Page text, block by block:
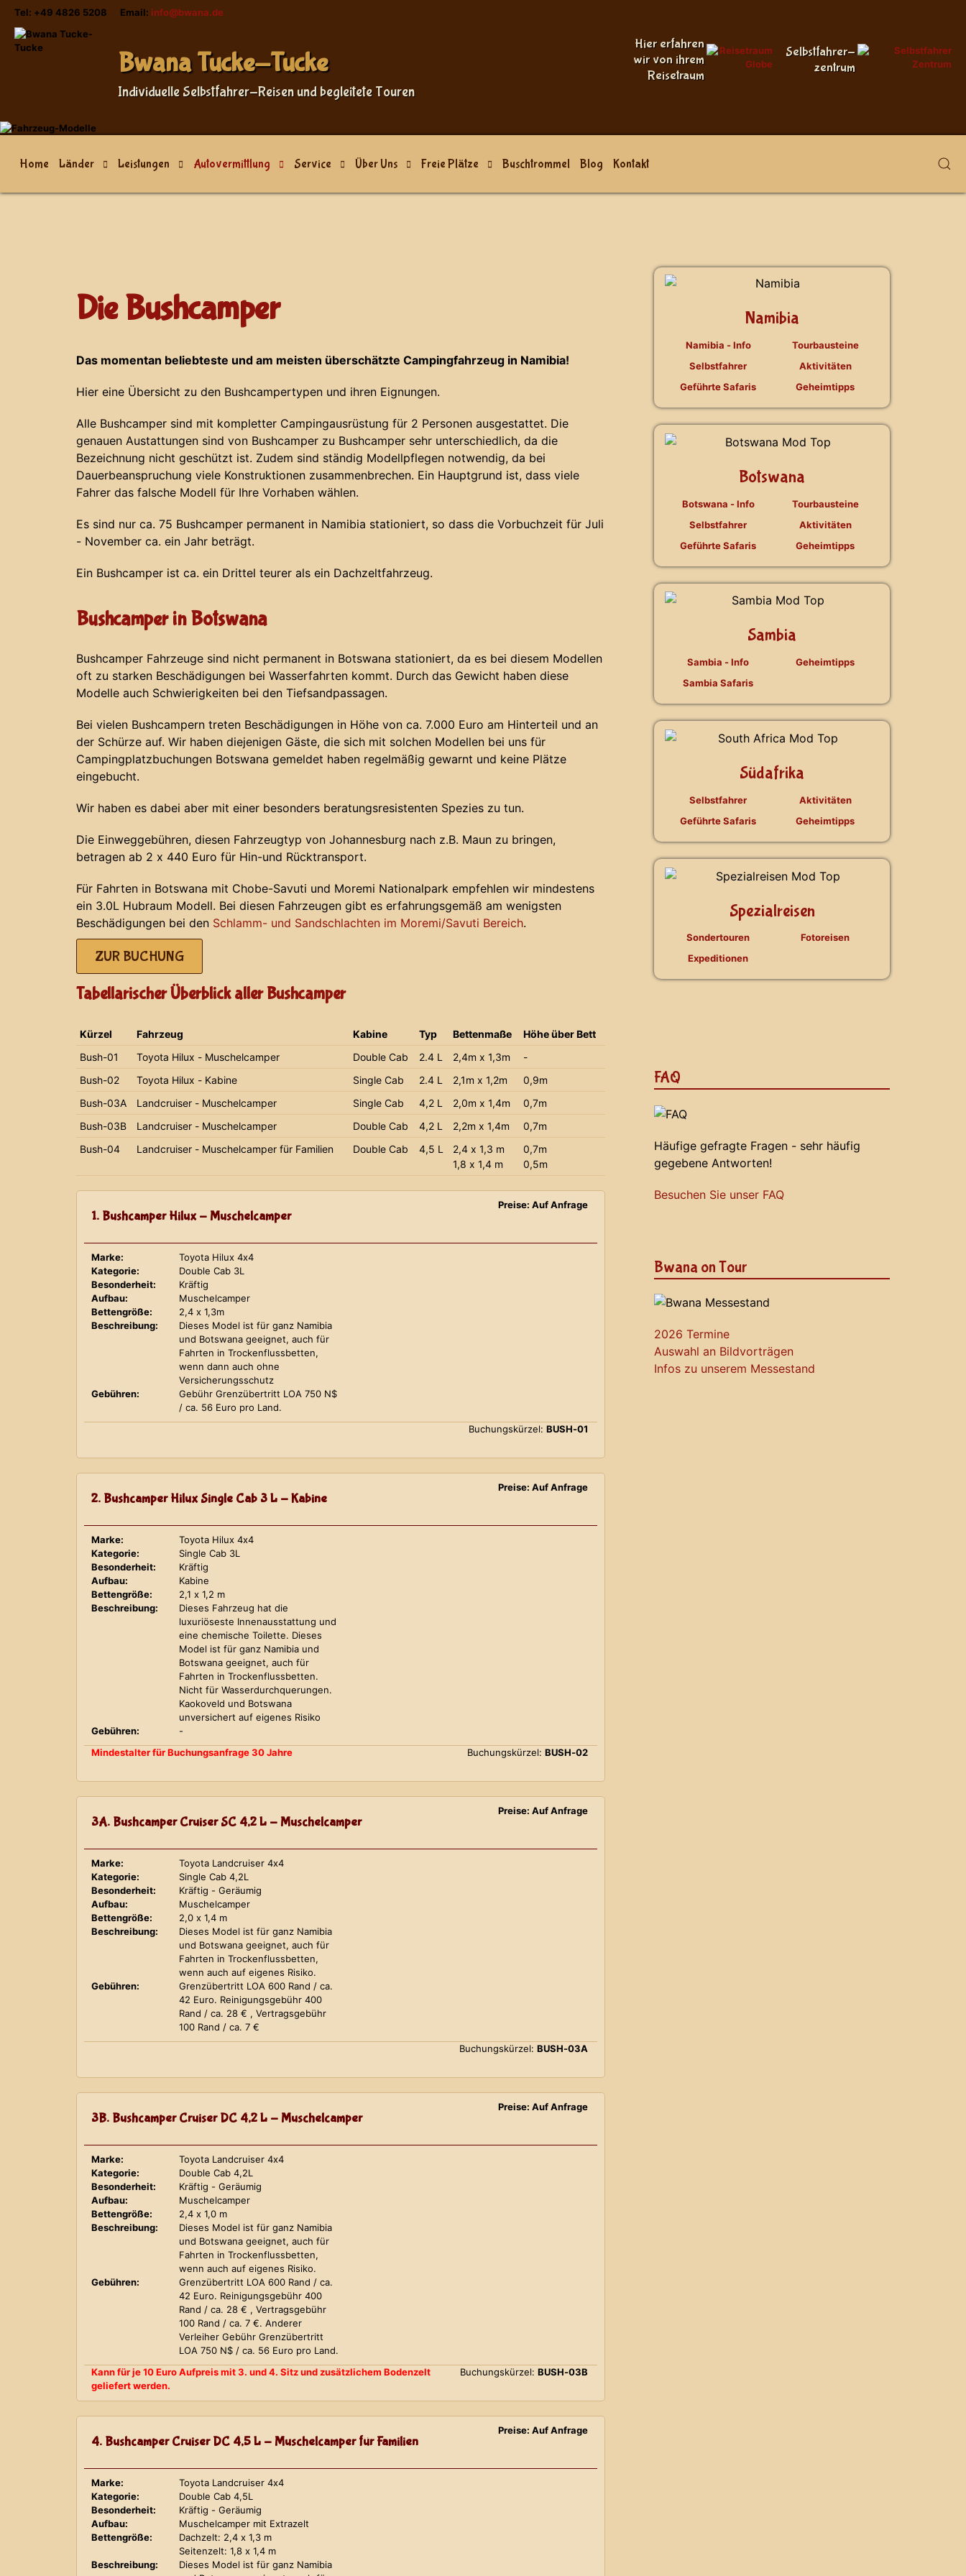
Tel: +49 4826 5208 Email: info@bwana.de
Bwana Tucke-Tucke
Individuelle Selbstfahrer-Reisen und begleitete Touren
Hier erfahren
wir von ihrem
Reisetraum
Selbstfahrer-
zentrum
Home Länder Leistungen Autovermittlung Service Über Uns Freie Plätze Buschtrommel Blog Kontakt
Die Bushcamper
Das momentan beliebteste und am meisten überschätzte Campingfahrzeug in Namibia!
Hier eine Übersicht zu den Bushcampertypen und ihren Eignungen.
Alle Bushcamper sind mit kompletter Campingausrüstung für 2 Personen ausgestattet. Die
genauen Austattungen sind von Bushcamper zu Bushcamper sehr unterschiedlich, da die
Bezeichnung nicht geschützt ist. Zudem sind ständig Modellpflegen notwendig, da bei
Dauerbeanspruchung viele Konstruktionen zusammenbrechen. Ein Hauptgrund ist, dass viele
Fahrer das falsche Modell für Ihre Vorhaben wählen.
Es sind nur ca. 75 Bushcamper permanent in Namibia stationiert, so dass die Vorbuchzeit für Juli
- November ca. ein Jahr beträgt.
Ein Bushcamper ist ca. ein Drittel teurer als ein Dachzeltfahrzeug.
Bushcamper in Botswana
Bushcamper Fahrzeuge sind nicht permanent in Botswana stationiert, da es bei diesem Modellen
oft zu starken Beschädigungen bei Wasserfahrten kommt. Durch das Gewicht haben diese
Modelle auch Schwierigkeiten bei den Tiefsandpassagen.
Bei vielen Bushcampern treten Beschädigungen in Höhe von ca. 7.000 Euro am Hinterteil und an
der Schürze auf. Wir haben diejenigen Gäste, die sich mit solchen Modellen bei uns für
Campingplatzbuchungen Botswana gemeldet haben regelmäßig gewarnt und keine Plätze
eingebucht.
Wir haben es dabei aber mit einer besonders beratungsresistenten Spezies zu tun.
Die Einweggebühren, diesen Fahrzeugtyp von Johannesburg nach z.B. Maun zu bringen,
betragen ab 2 x 440 Euro für Hin-und Rücktransport.
Für Fahrten in Botswana mit Chobe-Savuti und Moremi Nationalpark empfehlen wir mindestens
ein 3.0L Hubraum Modell. Bei diesen Fahrzeugen gibt es erfahrungsgemäß am wenigsten
Beschädigungen bei den Schlamm- und Sandschlachten im Moremi/Savuti Bereich.
ZUR BUCHUNG
Tabellarischer Überblick aller Bushcamper
Kürzel Fahrzeug Kabine Typ Bettenmaße
Höhe über Bett
Bush-01
Toyota Hilux - Muschelcamper Double Cab 2.4 L 2,4m x 1,3m
-
Bush-02
Toyota Hilux - Kabine Single Cab 2.4 L 2,1m x 1,2m
0,9m
Bush-03A
Landcruiser - Muschelcamper Single Cab 4,2 L 2,0m x 1,4m
0,7m
Bush-03B
Landcruiser - Muschelcamper Double Cab 4,2 L 2,2m x 1,4m
0,7m
Bush-04
Landcruiser - Muschelcamper für Familien Double Cab 4,5 L
2,4 x 1,3 m
1,8 x 1,4 m
0,7m
0,5m
1. Bushcamper Hilux - Muschelcamper
Preise: Auf Anfrage
Marke:
Toyota Hilux 4x4
Kategorie:
Double Cab 3L
Besonderheit:
Kräftig
Aufbau:
Muschelcamper
Bettengröße:
2,4 x 1,3m
Beschreibung:
Dieses Model ist für ganz Namibia
und Botswana geeignet, auch für
Fahrten in Trockenflussbetten,
wenn dann auch ohne
Versicherungsschutz
Gebühren:
Gebühr Grenzübertritt LOA 750 N$
/ ca. 56 Euro pro Land.
Buchungskürzel: BUSH-01
2. Bushcamper Hilux Single Cab 3 L - Kabine
Preise: Auf Anfrage
Marke:
Toyota Hilux 4x4
Kategorie:
Single Cab 3L
Besonderheit:
Kräftig
Aufbau:
Kabine
Bettengröße:
2,1 x 1,2 m
Beschreibung:
Dieses Fahrzeug hat die
luxuriöseste Innenausstattung und
eine chemische Toilette. Dieses
Model ist für ganz Namibia und
Botswana geeignet, auch für
Fahrten in Trockenflussbetten.
Nicht für Wasserdurchquerungen.
Kaokoveld und Botswana
unversichert auf eigenes Risiko
Gebühren:
-
Mindestalter für Buchungsanfrage 30 Jahre
Buchungskürzel: BUSH-02
3A. Bushcamper Cruiser SC 4,2 L - Muschelcamper
Preise: Auf Anfrage
Marke:
Toyota Landcruiser 4x4
Kategorie:
Single Cab 4,2L
Besonderheit:
Kräftig - Geräumig
Aufbau:
Muschelcamper
Bettengröße:
2,0 x 1,4 m
Beschreibung:
Dieses Model ist für ganz Namibia
und Botswana geeignet, auch für
Fahrten in Trockenflussbetten,
wenn auch auf eigenes Risiko.
Gebühren:
Grenzübertritt LOA 600 Rand / ca.
42 Euro. Reinigungsgebühr 400
Rand / ca. 28 € , Vertragsgebühr
100 Rand / ca. 7 €
Buchungskürzel: BUSH-03A
3B. Bushcamper Cruiser DC 4,2 L - Muschelcamper
Preise: Auf Anfrage
Marke:
Toyota Landcruiser 4x4
Kategorie:
Double Cab 4,2L
Besonderheit:
Kräftig - Geräumig
Aufbau:
Muschelcamper
Bettengröße:
2,4 x 1,0 m
Beschreibung:
Dieses Model ist für ganz Namibia
und Botswana geeignet, auch für
Fahrten in Trockenflussbetten,
wenn auch auf eigenes Risiko.
Gebühren:
Grenzübertritt LOA 600 Rand / ca.
42 Euro. Reinigungsgebühr 400
Rand / ca. 28 € , Vertragsgebühr
100 Rand / ca. 7 €. Anderer
Verleiher Gebühr Grenzübertritt
LOA 750 N$ / ca. 56 Euro pro Land.
Kann für je 10 Euro Aufpreis mit 3. und 4. Sitz und zusätzlichem Bodenzelt
geliefert werden.
Buchungskürzel: BUSH-03B
4. Bushcamper Cruiser DC 4,5 L - Muschelcamper für Familien
Preise: Auf Anfrage
Marke:
Toyota Landcruiser 4x4
Kategorie:
Double Cab 4,5L
Besonderheit:
Kräftig - Geräumig
Aufbau:
Muschelcamper mit Extrazelt
Bettengröße:
Dachzelt: 2,4 x 1,3 m
Seitenzelt: 1,8 x 1,4 m
Beschreibung:
Dieses Model ist für ganz Namibia
Namibia
Namibia - Info
Selbstfahrer
Geführte Safaris
Tourbausteine
Aktivitäten
Geheimtipps
Botswana
Botswana - Info
Selbstfahrer
Geführte Safaris
Tourbausteine
Aktivitäten
Geheimtipps
Sambia
Sambia - Info
Sambia Safaris
Geheimtipps
Südafrika
Selbstfahrer
Geführte Safaris
Aktivitäten
Geheimtipps
Spezialreisen
Sondertouren
Expeditionen
Fotoreisen
FAQ
Häufige gefragte Fragen - sehr häufig
gegebene Antworten!
Besuchen Sie unser FAQ
Bwana on Tour
2026 Termine
Auswahl an Bildvorträgen
Infos zu unserem Messestand